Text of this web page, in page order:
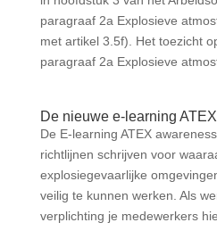
paragraaf 2a Explosieve
met artikel 3.5f). Het toezicht
paragraaf 2a Explosieve
De nieuwe e-learning
De E-learning ATEX
richtlijnen schrijven voor
explosiegevaarlijke
veilig te kunnen werken. Als
verplichting je medewerkers